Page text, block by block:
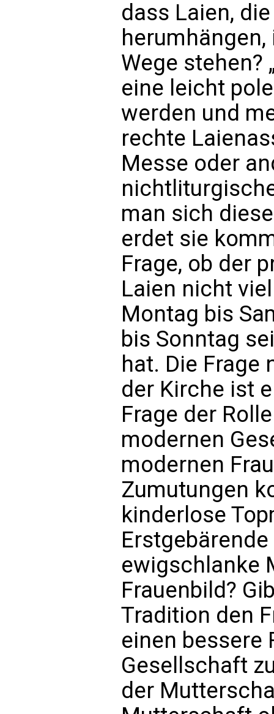
dass Laien,
Wege stehen?
eine leicht
werden und
rechte
Messe oder
man sich
erdet sie
Frage, ob der
Laien nicht
Montag bis
bis Sonntag
hat. Die Frage
der Kirche ist
Frage der
modernen
modernen
Zumutungen
kinderlose
ewigschlanke
Frauenbild?
Tradition den
einen bessere
Gesellschaft
der